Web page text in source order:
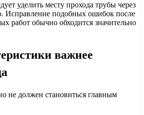
уделить месту прохода трубы через
Исправление подобных ошибок после
работ обычно обходится значительно
важнее
не должен становиться главным